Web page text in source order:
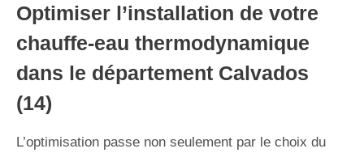
Optimiser l’installation de votre
chauffe-eau thermodynamique
dans le département Calvados
(14)
L’optimisation passe non seulement par le choix du